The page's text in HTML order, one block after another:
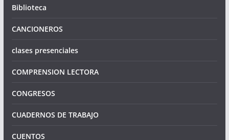
Biblioteca
CANCIONEROS
clases presenciales
COMPRENSION LECTORA
CONGRESOS
CUADERNOS DE TRABAJO
CUENTOS